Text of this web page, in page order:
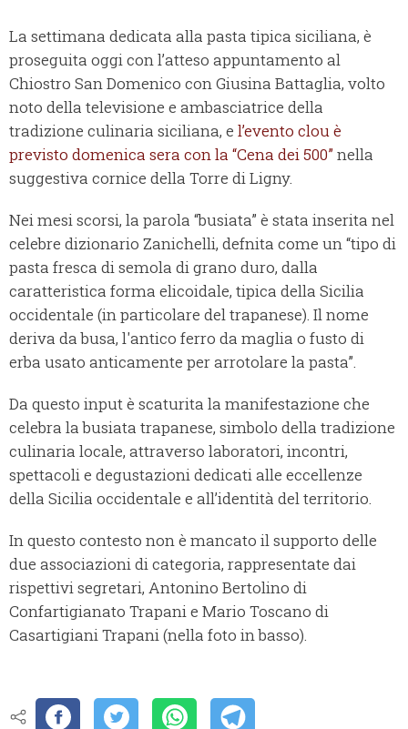
La settimana dedicata alla pasta tipica siciliana, è
proseguita oggi con l’atteso appuntamento al
Chiostro San Domenico con Giusina Battaglia, volto
noto della televisione e ambasciatrice della
tradizione culinaria siciliana, e l’evento clou è
previsto domenica sera con la “Cena dei 500” nella
suggestiva cornice della Torre di Ligny.
Nei mesi scorsi, la parola “busiata” è stata inserita nel
celebre dizionario Zanichelli, defnita come un “tipo di
pasta fresca di semola di grano duro, dalla
caratteristica forma elicoidale, tipica della Sicilia
occidentale (in particolare del trapanese). Il nome
deriva da busa, l'antico ferro da maglia o fusto di
erba usato anticamente per arrotolare la pasta”.
Da questo input è scaturita la manifestazione che
celebra la busiata trapanese, simbolo della tradizione
culinaria locale, attraverso laboratori, incontri,
spettacoli e degustazioni dedicati alle eccellenze
della Sicilia occidentale e all’identità del territorio.
In questo contesto non è mancato il supporto delle
due associazioni di categoria, rappresentate dai
rispettivi segretari, Antonino Bertolino di
Confartigianato Trapani e Mario Toscano di
Casartigiani Trapani (nella foto in basso).